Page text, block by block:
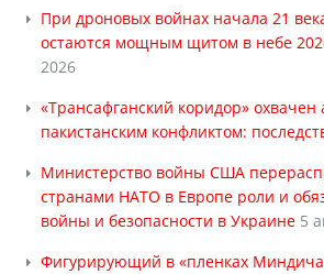
При дроновых войнах начала 21
остаются мощным щитом в небе
2026
«Трансафганский коридор» охвачен
пакистанским конфликтом:
Министерство войны США
странами НАТО в Европе роли и
войны и безопасности в Украине 5
Фигурирующий в «пленках